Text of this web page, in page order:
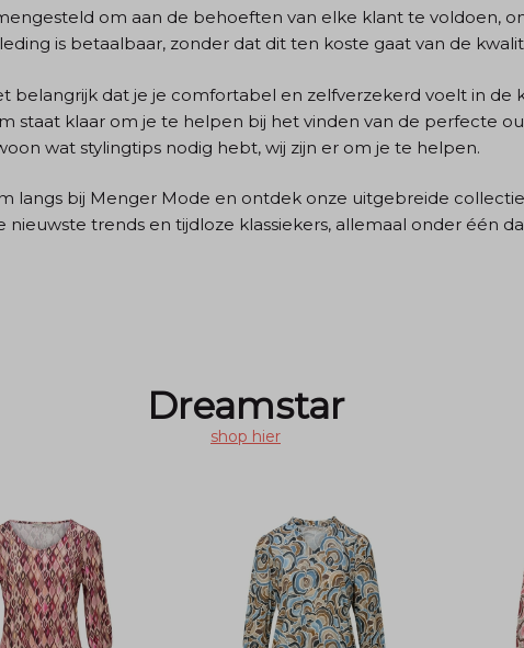
om aan de behoeften van elke klant te voldoen,
is betaalbaar, zonder dat dit ten koste gaat van de
belangrijk dat je je comfortabel en zelfverzekerd voelt in de
staat klaar om je te helpen bij het vinden van de perfecte
wat stylingtips nodig hebt, wij zijn er om je te helpen.
langs bij Menger Mode en ontdek onze uitgebreide
nieuwste trends en tijdloze klassiekers, allemaal onder één
Dreamstar
shop hier